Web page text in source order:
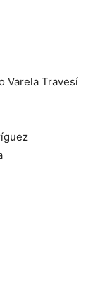
Varela Travesí